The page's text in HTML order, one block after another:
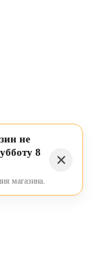
не
8
магазина.